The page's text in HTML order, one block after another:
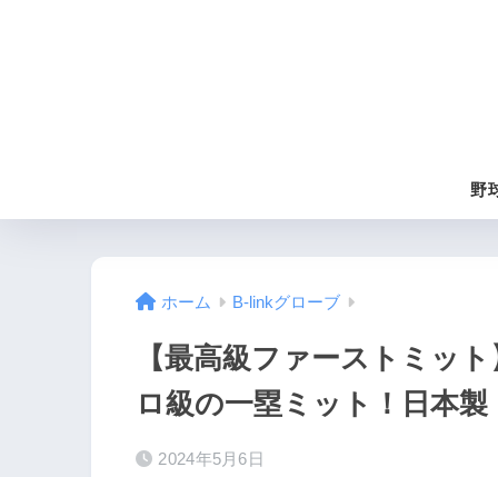
野
ホーム B-linkグローブ
【最高級ファーストミッ
ロ級の一塁ミット！日本製
2024年5月6日